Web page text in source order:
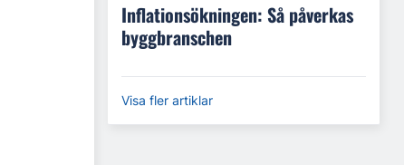
Inflationsökningen: Så påverkas
byggbranschen
Visa fler artiklar